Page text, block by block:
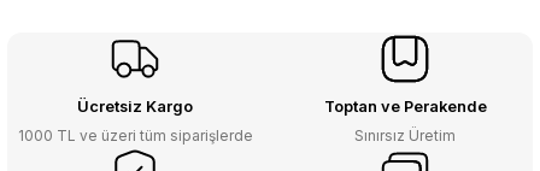
Ücretsiz Kargo
1000 TL ve üzeri tüm siparişlerde
Toptan ve Perakende
Sınırsız Üretim